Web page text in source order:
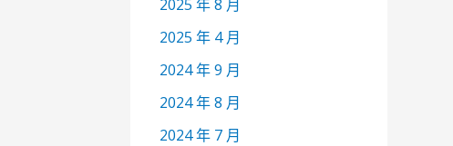
2025 年 8 月
2025 年 4 月
2024 年 9 月
2024 年 8 月
2024 年 7 月